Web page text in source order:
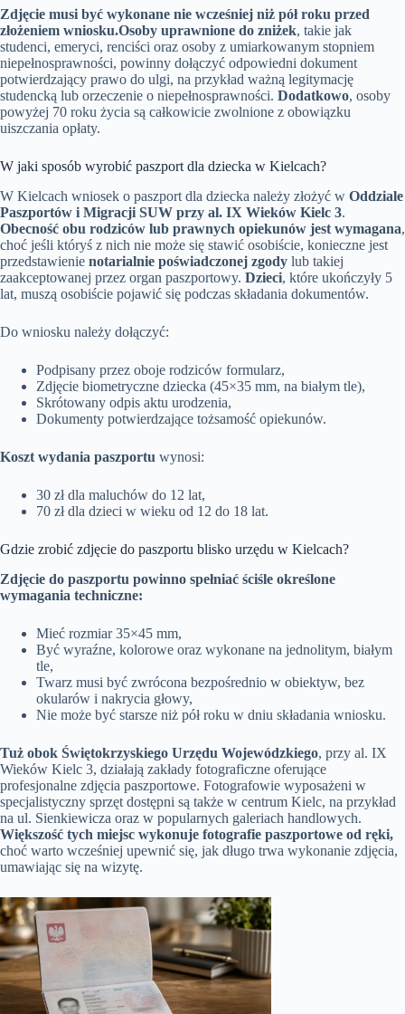
Zdjęcie musi być wykonane nie wcześniej niż pół roku przed
złożeniem wniosku.Osoby uprawnione do zniżek, takie jak
studenci, emeryci, renciści oraz osoby z umiarkowanym stopniem
niepełnosprawności, powinny dołączyć odpowiedni dokument
potwierdzający prawo do ulgi, na przykład ważną legitymację
studencką lub orzeczenie o niepełnosprawności. Dodatkowo, osoby
powyżej 70 roku życia są całkowicie zwolnione z obowiązku
uiszczania opłaty.
W jaki sposób wyrobić paszport dla dziecka w Kielcach?
W Kielcach wniosek o paszport dla dziecka należy złożyć w Oddziale
Paszportów i Migracji SUW przy al. IX Wieków Kielc 3.
Obecność obu rodziców lub prawnych opiekunów jest wymagana,
choć jeśli któryś z nich nie może się stawić osobiście, konieczne jest
przedstawienie notarialnie poświadczonej zgody lub takiej
zaakceptowanej przez organ paszportowy. Dzieci, które ukończyły 5
lat, muszą osobiście pojawić się podczas składania dokumentów.
Do wniosku należy dołączyć:
Podpisany przez oboje rodziców formularz,
Zdjęcie biometryczne dziecka (45×35 mm, na białym tle),
Skrótowany odpis aktu urodzenia,
Dokumenty potwierdzające tożsamość opiekunów.
Koszt wydania paszportu wynosi:
30 zł dla maluchów do 12 lat,
70 zł dla dzieci w wieku od 12 do 18 lat.
Gdzie zrobić zdjęcie do paszportu blisko urzędu w Kielcach?
Zdjęcie do paszportu powinno spełniać ściśle określone
wymagania techniczne:
Mieć rozmiar 35×45 mm,
Być wyraźne, kolorowe oraz wykonane na jednolitym, białym
tle,
Twarz musi być zwrócona bezpośrednio w obiektyw, bez
okularów i nakrycia głowy,
Nie może być starsze niż pół roku w dniu składania wniosku.
Tuż obok Świętokrzyskiego Urzędu Wojewódzkiego, przy al. IX
Wieków Kielc 3, działają zakłady fotograficzne oferujące
profesjonalne zdjęcia paszportowe. Fotografowie wyposażeni w
specjalistyczny sprzęt dostępni są także w centrum Kielc, na przykład
na ul. Sienkiewicza oraz w popularnych galeriach handlowych.
Większość tych miejsc wykonuje fotografie paszportowe od ręki,
choć warto wcześniej upewnić się, jak długo trwa wykonanie zdjęcia,
umawiając się na wizytę.